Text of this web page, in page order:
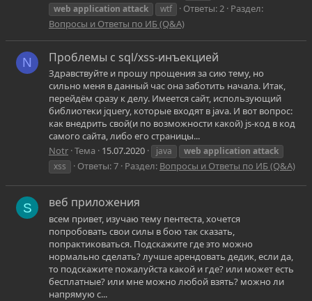
web application attack wtf Ответы: 2 Раздел:
Вопросы и Ответы по ИБ (Q&A)
N Проблемы с sql/xss-инъекцией
Здравствуйте и прошу прощения за сию тему, но
сильно меня в данный час она заботить начала. Итак,
перейдём сразу к делу. Имеется сайт, использующий
библиотеки jquery, которые входят в java. И вот вопрос:
как внедрить свой(и по возможности какой) js-код в код
самого сайта, либо его страницы...
Notr Тема 15.07.2020 java web application attack
xss
Ответы: 7 Раздел: Вопросы и Ответы по ИБ (Q&A)
S веб приложения
всем привет, изучаю тему пентеста, хочется
попробовать свои силы в бою так сказать,
попрактиковаться. Подскажите где это можно
нормально сделать? лучше арендовать дедик, если да,
то подскажите пожалуйста какой и где? или может есть
бесплатные? или мне можно любой взять? можно ли
напрямую с...